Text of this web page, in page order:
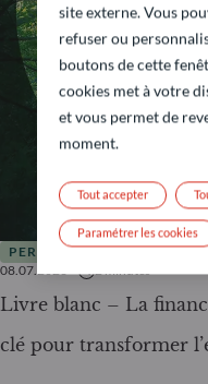
PERSPECTIVES DE MARCHÉ
08.07.2026
2minutes
Livre blanc – La
clé pour transformer
site externe. Vous
refuser ou
boutons de cette
cookies met à votre
et vous permet de
moment.
Tout accepter
Paramétrer les cookies